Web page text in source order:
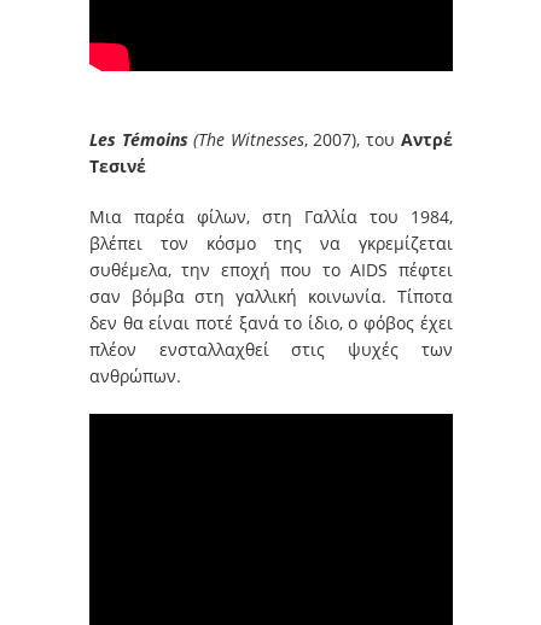
Les Témoins(The Witnesses, 2007), του Αντρέ
Τεσινέ
Μια παρέα φίλων, στη Γαλλία του 1984,
βλέπει τον κόσμο της να γκρεμίζεται
συθέμελα, την εποχή που το AIDS πέφτει
σαν βόμβα στη γαλλική κοινωνία. Τίποτα
δεν θα είναι ποτέ ξανά το ίδιο, ο φόβος έχει
πλέον ενσταλλαχθεί στις ψυχές των
ανθρώπων.